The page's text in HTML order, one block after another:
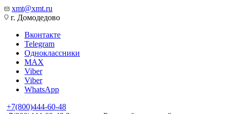
xmt@xmt.ru
г. Домодедово
Вконтакте
Telegram
Одноклассники
MAX
Viber
Viber
WhatsApp
+7(800)444-60-48